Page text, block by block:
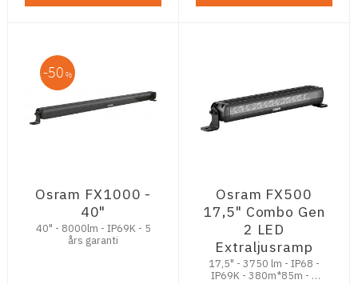
Osram FX1000 -
40"
40" - 8000lm - IP69K - 5
års garanti
50 %
Osram FX500
17,5" Combo Gen
2 LED
Extraljusramp
17,5" - 3750 lm - IP68 -
IP69K - 380m*85m - 5